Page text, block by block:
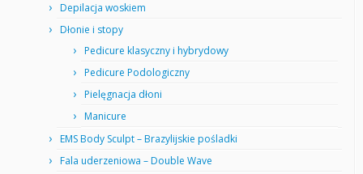
Depilacja woskiem
Dłonie i stopy
Pedicure klasyczny i hybrydowy
Pedicure Podologiczny
Pielęgnacja dłoni
Manicure
EMS Body Sculpt – Brazylijskie pośladki
Fala uderzeniowa – Double Wave